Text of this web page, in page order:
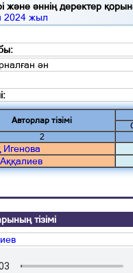
және әннің деректер
2024 жыл
ән
Авторлар тізімі
2
Игенова
тізімі